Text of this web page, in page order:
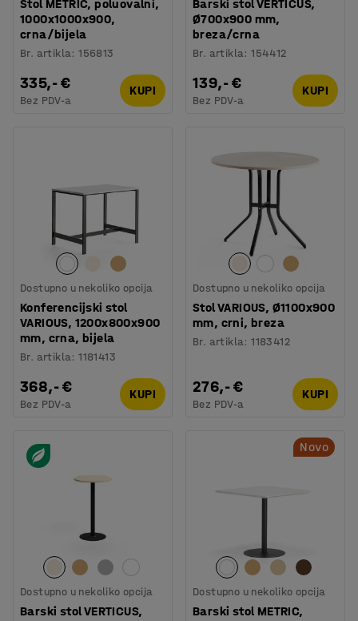
Stol METRIC, poluovalni,
1000x1000x900,
crna/bijela
Br. artikla:156813
335,- €
Bez PDV-a
KUPI
Barski stol VERTICUS,
Ø700x900 mm,
breza/crna
Br. artikla:154412
139,- €
Bez PDV-a
KUPI
Dostupno u nekoliko opcija
Konferencijski stol
VARIOUS, 1200x800x900
mm, crna, bijela
Br. artikla:1181413
368,- €
Bez PDV-a
KUPI
Dostupno u nekoliko opcija
Stol VARIOUS, Ø1100x900
mm, crni, breza
Br. artikla:1183412
276,- €
Bez PDV-a
KUPI
Dostupno u nekoliko opcija
Barski stol VERTICUS,
Novo
Dostupno u nekoliko opcija
Barski stol METRIC,